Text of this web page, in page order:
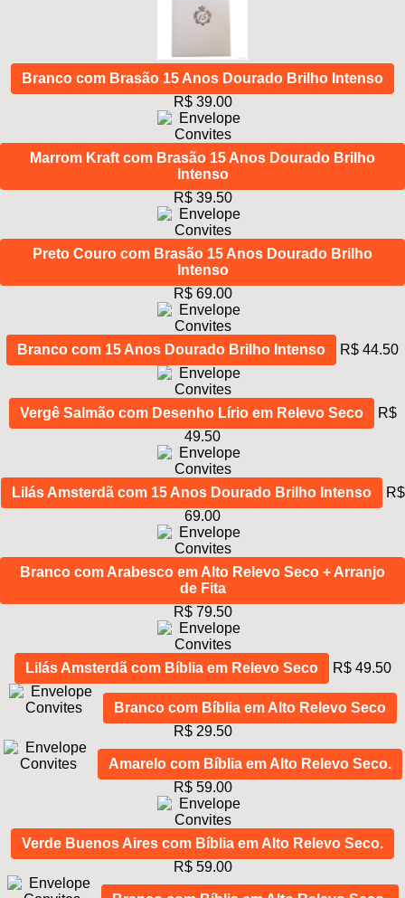
Branco com Brasão 15 Anos Dourado Brilho Intenso
R$ 39.00
Marrom Kraft com Brasão 15 Anos Dourado Brilho
Intenso
R$ 39.50
Preto Couro com Brasão 15 Anos Dourado Brilho
Intenso
R$ 69.00
Branco com 15 Anos Dourado Brilho Intenso R$ 44.50
Vergê Salmão com Desenho Lírio em Relevo Seco
R$
49.50
Lilás Amsterdã com 15 Anos Dourado Brilho Intenso
R$
69.00
Branco com Arabesco em Alto Relevo Seco + Arranjo
de Fita
R$ 79.50
Lilás Amsterdã com Bíblia em Relevo Seco R$ 49.50
Branco com Bíblia em Alto Relevo Seco
R$ 29.50
Amarelo com Bíblia em Alto Relevo Seco.
R$ 59.00
Verde Buenos Aires com Bíblia em Alto Relevo Seco.
R$ 59.00